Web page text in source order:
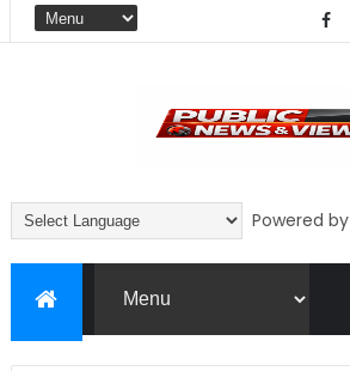
Powered by